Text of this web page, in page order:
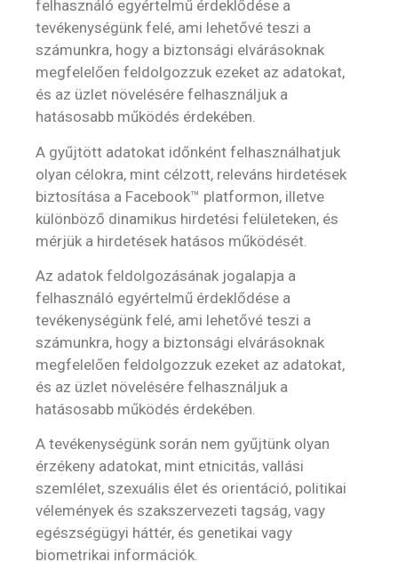
felhasználó egyértelmű érdeklődése a
tevékenységünk felé, ami lehetővé teszi a
számunkra, hogy a biztonsági elvárásoknak
megfelelően feldolgozzuk ezeket az adatokat,
és az üzlet növelésére felhasználjuk a
hatásosabb működés érdekében.
A gyűjtött adatokat időnként felhasználhatjuk
olyan célokra, mint célzott, releváns hirdetések
biztosítása a Facebook™ platformon, illetve
különböző dinamikus hirdetési felületeken, és
mérjük a hirdetések hatásos működését.
Az adatok feldolgozásának jogalapja a
felhasználó egyértelmű érdeklődése a
tevékenységünk felé, ami lehetővé teszi a
számunkra, hogy a biztonsági elvárásoknak
megfelelően feldolgozzuk ezeket az adatokat,
és az üzlet növelésére felhasználjuk a
hatásosabb működés érdekében.
A tevékenységünk során nem gyűjtünk olyan
érzékeny adatokat, mint etnicitás, vallási
szemlélet, szexuális élet és orientáció, politikai
vélemények és szakszervezeti tagság, vagy
egészségügyi háttér, és genetikai vagy
biometrikai információk.